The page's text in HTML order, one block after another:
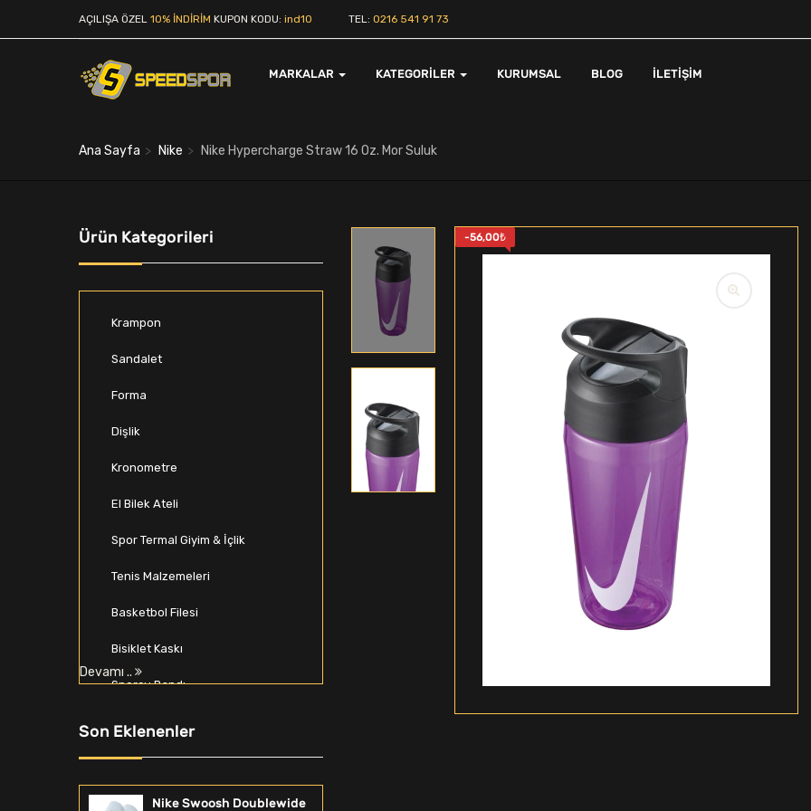
AÇILIŞA ÖZEL 10% İNDİRİM KUPON KODU: ind10 TEL: 0216 541 91 73
MARKALAR KATEGORILER KURUMSAL BLOG İLETIŞIM
Ana Sayfa Nike Nike Hypercharge Straw 16 Oz. Mor Suluk
Ürün Kategorileri
Krampon
Sandalet
Forma
Dişlik
Kronometre
El Bilek Ateli
Spor Termal Giyim & İçlik
Tenis Malzemeleri
Basketbol Filesi
Bisiklet Kaskı
Sporcu Bandı
Spor Atlet
Kondisyon Aletleri
Devamı ..
Son Eklenenler
Nike Swoosh Doublewide
-56,00₺